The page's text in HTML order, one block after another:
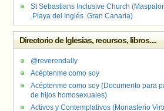
St Sebastians Inclusive Church
.Playa del Inglés. Gran Canaria)
Directorio de Iglesias, recursos, libros....
@reverendally
Acéptenme como soy
Acéptenme como soy (Documento para
de hijos homosexuales)
Activos y Contemplativos (Monasterio